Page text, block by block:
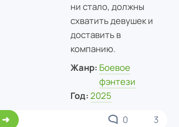
ни стало, должны
схватить девушек и
доставить в
компанию.
Жанр: Боевое
фэнтези
Год: 2025
0 3